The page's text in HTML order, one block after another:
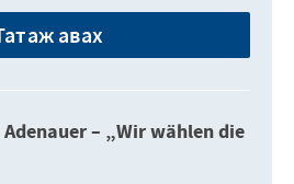
авах
– „Wir wählen die